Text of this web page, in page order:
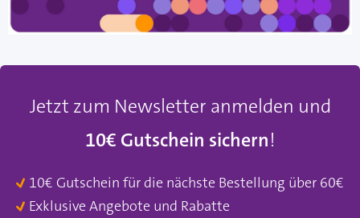
Jetzt zum Newsletter anmelden und
10€ Gutschein sichern!
10€ Gutschein für die nächste Bestellung über 60€
Exklusive Angebote und Rabatte